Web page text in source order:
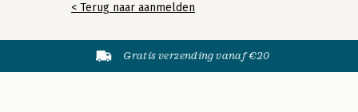
< Terug naar aanmelden
Gratis verzending vanaf €20